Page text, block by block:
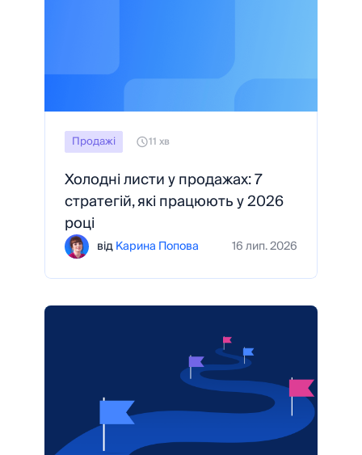
Продажі 11 хв
Холодні листи у продажах: 7
стратегій, які працюють у 2026
році
відКарина Попова 16 лип. 2026